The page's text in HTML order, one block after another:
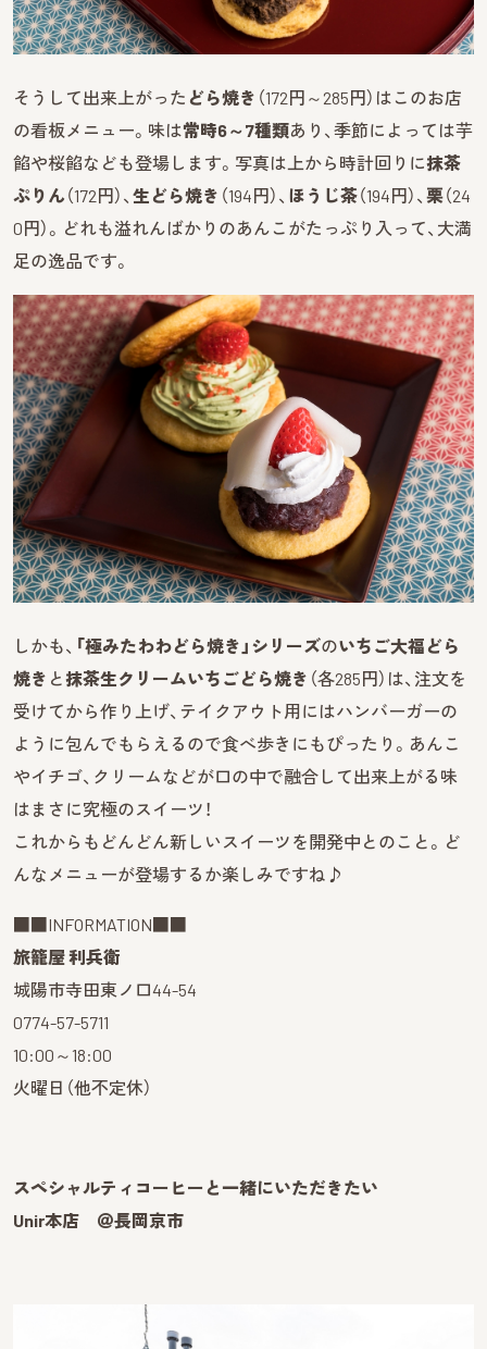
そうして出来上がった どら焼き （172円～285円）はこのお店
の看板メニュー。味は常時6～7種類あり、季節によっては芋
餡や桜餡なども登場します。写真は上から時計回りに抹茶
ぷりん （172円）、 生どら焼き （194円）、 ほうじ茶（194円）、 栗（24
0円）。どれも溢れんばかりのあんこがたっぷり入って、大満
足の逸品です。
しかも、 「極みたわわどら焼き」シリーズのいちご大福どら
焼き と 抹茶生クリームいちごどら焼き （各285円）は、注文を
受けてから作り上げ、テイクアウト用にはハンバーガーの
ように包んでもらえるので食べ歩きにもぴったり。あんこ
やイチゴ、クリームなどが口の中で融合して出来上がる味
はまさに究極のスイーツ！
これからもどんどん新しいスイーツを開発中とのこと。ど
んなメニューが登場するか楽しみですね♪
■■INFORMATION■■
旅籠屋 利兵衛
城陽市寺田東ノ口44-54
0774-57-5711
10:00～18:00
火曜日（他不定休）
スペシャルティコーヒーと一緒にいただきたい
Unir本店 ＠長岡京市